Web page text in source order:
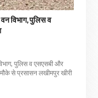
विभाग, पुलिस व
पुलिस व एसएसबी और
से प्रसासन लखीमपुर खीरी